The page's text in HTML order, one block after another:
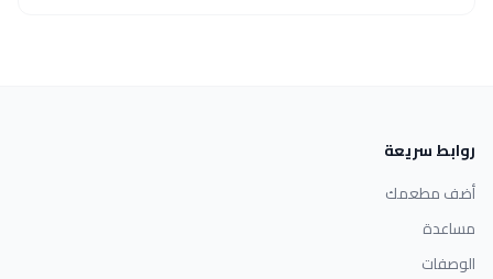
روابط سريعة
أضف مطعمك
مساعدة
الوصفات